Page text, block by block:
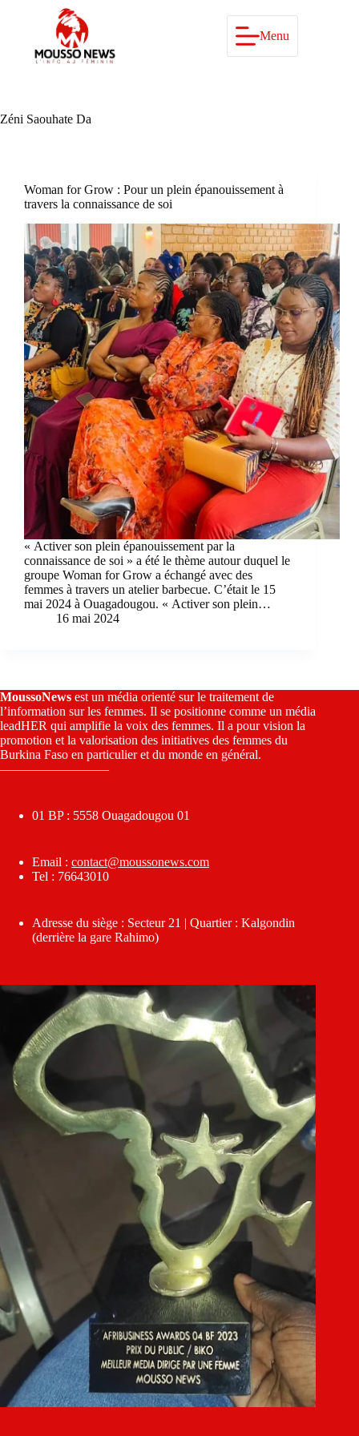
Menu
Zéni Saouhate Da
Woman for Grow : Pour un plein épanouissement à
travers la connaissance de soi
« Activer son plein épanouissement par la
connaissance de soi » a été le thème autour duquel le
groupe Woman for Grow a échangé avec des
femmes à travers un atelier barbecue. C’était le 15
mai 2024 à Ouagadougou. « Activer son plein…
16 mai 2024
MoussoNews est un média orienté sur le traitement de
l’information sur les femmes. Il se positionne comme un média
leadHER qui amplifie la voix des femmes. Il a pour vision la
promotion et la valorisation des initiatives des femmes du
Burkina Faso en particulier et du monde en général.
————————–
01 BP : 5558 Ouagadougou 01
Email : contact@moussonews.com
Tel : 76643010
Adresse du siège : Secteur 21 | Quartier : Kalgondin
(derrière la gare Rahimo)